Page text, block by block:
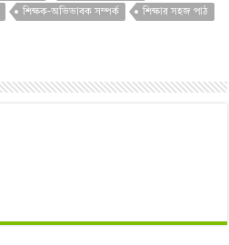
শিক্ষক-অভিভাবক সম্পর্ক
শিক্ষার সহজ পাঠ